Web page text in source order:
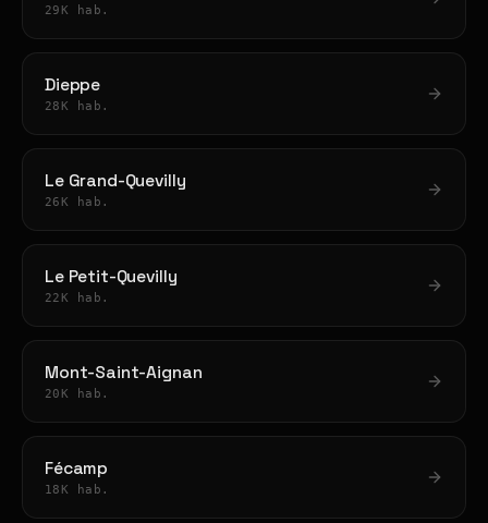
29K hab.
Dieppe
28K hab.
Le Grand-Quevilly
26K hab.
Le Petit-Quevilly
22K hab.
Mont-Saint-Aignan
20K hab.
Fécamp
18K hab.